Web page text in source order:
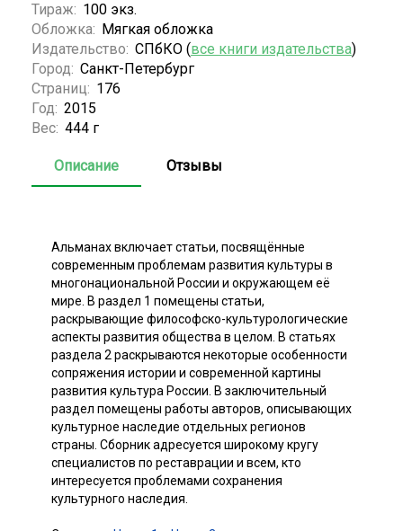
Тираж: 100 экз.
Обложка: Мягкая обложка
Издательство: СПбКО (все книги издательства)
Город: Санкт-Петербург
Страниц: 176
Год: 2015
Вес: 444 г
Описание Отзывы
Альманах включает статьи, посвящённые
современным проблемам развития культуры в
многонациональной России и окружающем её
мире. В раздел 1 помещены статьи,
раскрывающие философско-культурологические
аспекты развития общества в целом. В статьях
раздела 2 раскрываются некоторые особенности
сопряжения истории и современной картины
развития культура России. В заключительный
раздел помещены работы авторов, описывающих
культурное наследие отдельных регионов
страны. Сборник адресуется широкому кругу
специалистов по реставрации и всем, кто
интересуется проблемами сохранения
культурного наследия.